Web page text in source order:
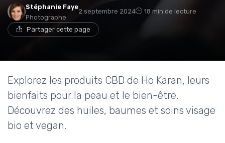
Stéphanie Faye
Photographe
2 septembre 2024 18 min de lecture
Partager cette page
Explorez les produits CBD de Ho Karan, leurs
bienfaits pour la peau et le bien-être.
Découvrez des huiles, baumes et soins visage
bio et vegan.